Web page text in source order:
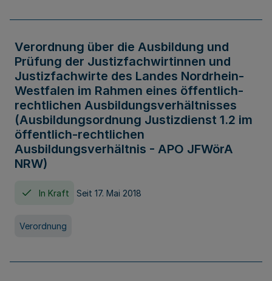
Verordnung über die Ausbildung und
Prüfung der Justizfachwirtinnen und
Justizfachwirte des Landes Nordrhein-
Westfalen im Rahmen eines öffentlich-
rechtlichen Ausbildungsverhältnisses
(Ausbildungsordnung Justizdienst 1.2 im
öffentlich-rechtlichen
Ausbildungsverhältnis - APO JFWörA
NRW)
In Kraft Seit 17. Mai 2018
Verordnung